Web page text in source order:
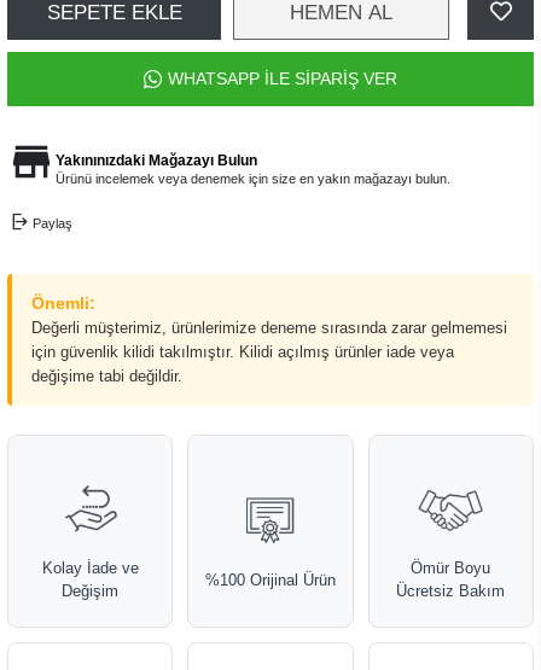
SEPETE EKLE HEMEN AL
WHATSAPP İLE SİPARİŞ VER
Yakınınızdaki Mağazayı Bulun
Ürünü incelemek veya denemek için size en yakın mağazayı bulun.
Paylaş
Önemli:
Değerli müşterimiz, ürünlerimize deneme sırasında zarar gelmemesi
için güvenlik kilidi takılmıştır. Kilidi açılmış ürünler iade veya
değişime tabi değildir.
Kolay İade ve
Değişim
%100 Orijinal Ürün
Ömür Boyu
Ücretsiz Bakım